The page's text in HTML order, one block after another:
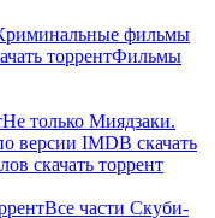
фильмы
торрентФильмы
Не только Миядзаки.
версии IMDB скачать
скачать торрент
Все части Скуби-